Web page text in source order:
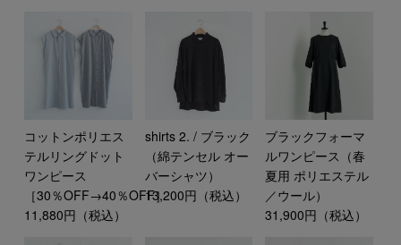
コットンポリエス
テルリングドット
ワンピース
［30％OFF→40％OFF］
11,880円（税込）
shirts 2. / ブラック
（綿テンセル オー
バーシャツ）
13,200円（税込）
ブラックフォーマ
ルワンピース（春
夏用 ポリエステル
／ウール）
31,900円（税込）